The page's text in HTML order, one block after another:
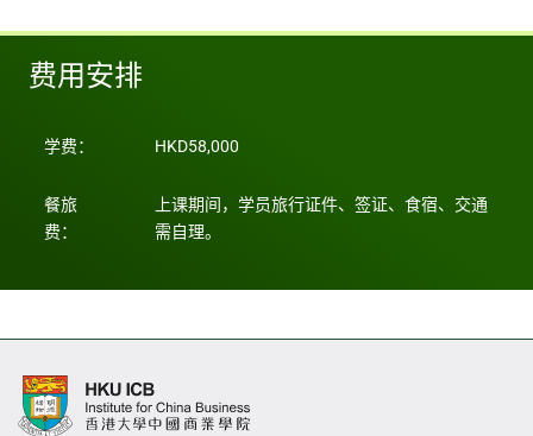
费用安排
学费： HKD58,000
餐旅
费：
上课期间，学员旅行证件、签证、食宿、交通
需自理。